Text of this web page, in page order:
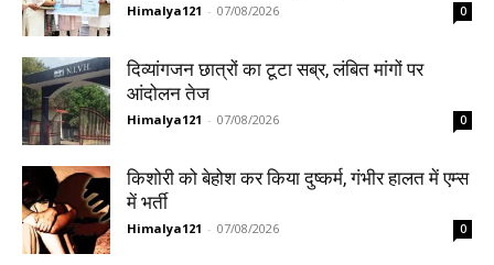
Himalya121 - 07/08/2026 0
दिव्यांगजन छात्रों का टूटा सब्र, लंबित मांगों पर
आंदोलन तेज
Himalya121 - 07/08/2026 0
किशोरी को बेहोश कर किया दुष्कर्म, गंभीर हालत में एम्स
में भर्ती
Himalya121 - 07/08/2026 0